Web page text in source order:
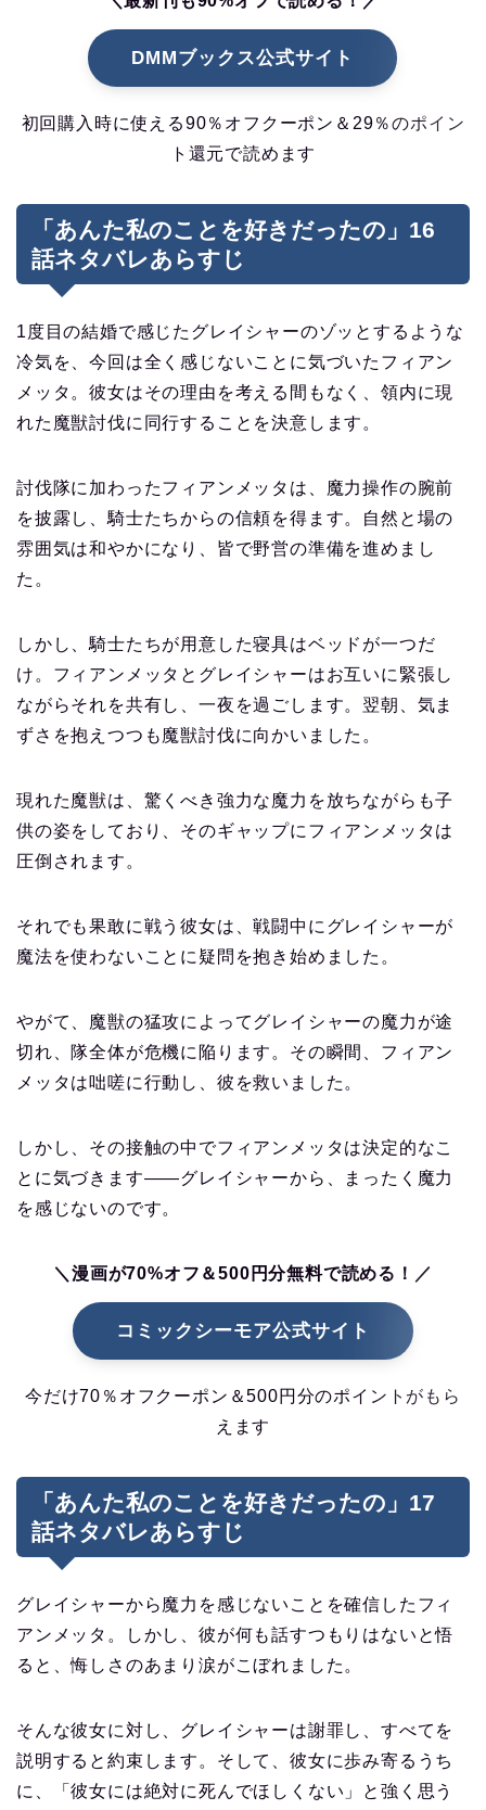
DMMブックス公式サイト
初回購入時に使える90％オフクーポン＆29％のポイン
ト還元で読めます
「あんた私のことを好きだったの」16
話ネタバレあらすじ
1度目の結婚で感じたグレイシャーのゾッとするような
冷気を、今回は全く感じないことに気づいたフィアン
メッタ。彼女はその理由を考える間もなく、領内に現
れた魔獣討伐に同行することを決意します。
討伐隊に加わったフィアンメッタは、魔力操作の腕前
を披露し、騎士たちからの信頼を得ます。自然と場の
雰囲気は和やかになり、皆で野営の準備を進めまし
た。
しかし、騎士たちが用意した寝具はベッドが一つだ
け。フィアンメッタとグレイシャーはお互いに緊張し
ながらそれを共有し、一夜を過ごします。翌朝、気ま
ずさを抱えつつも魔獣討伐に向かいました。
現れた魔獣は、驚くべき強力な魔力を放ちながらも子
供の姿をしており、そのギャップにフィアンメッタは
圧倒されます。
それでも果敢に戦う彼女は、戦闘中にグレイシャーが
魔法を使わないことに疑問を抱き始めました。
やがて、魔獣の猛攻によってグレイシャーの魔力が途
切れ、隊全体が危機に陥ります。その瞬間、フィアン
メッタは咄嗟に行動し、彼を救いました。
しかし、その接触の中でフィアンメッタは決定的なこ
とに気づきます――グレイシャーから、まったく魔力
を感じないのです。
＼漫画が70%オフ＆500円分無料で読める！／
コミックシーモア公式サイト
今だけ70％オフクーポン＆500円分のポイントがもら
えます
「あんた私のことを好きだったの」17
話ネタバレあらすじ
グレイシャーから魔力を感じないことを確信したフィ
アンメッタ。しかし、彼が何も話すつもりはないと悟
ると、悔しさのあまり涙がこぼれました。
そんな彼女に対し、グレイシャーは謝罪し、すべてを
説明すると約束します。そして、彼女に歩み寄るうち
に、「彼女には絶対に死んでほしくない」と強く思う